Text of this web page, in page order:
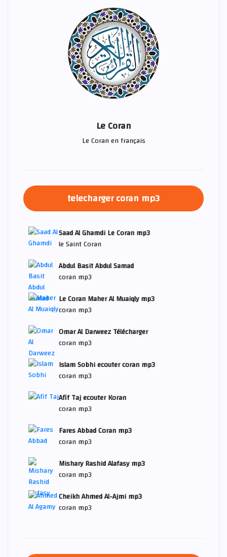
Le Coran
Le Coran en français
telecharger coran mp3
Saad Al Ghamdi Le Coran mp3
le Saint Coran
Abdul Basit Abdul Samad
coran mp3
Le Coran Maher Al Muaiqly mp3
coran mp3
Omar Al Darweez Télécharger
coran mp3
Islam Sobhi ecouter coran mp3
coran mp3
Afif Taj ecouter Koran
coran mp3
Fares Abbad Coran mp3
coran mp3
Mishary Rashid Alafasy mp3
coran mp3
Cheikh Ahmed Al-Ajmi mp3
coran mp3